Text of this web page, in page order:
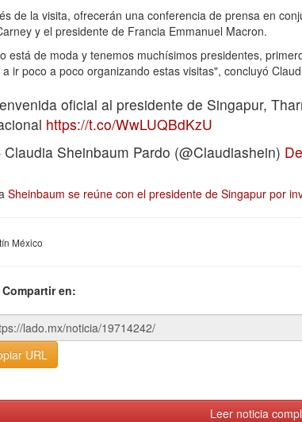
de la visita, ofrecerán una conferencia de prensa en
y el presidente de Francia Emmanuel Macron.
está de moda y tenemos muchísimos presidentes,
ir poco a poco organizando estas visitas", concluyó
oficial al presidente de Singapur,
https://t.co/WwLUQBdKzU
Sheinbaum Pardo (@Claudiashein)
Sheinbaum se reúne con el presidente de Singapur por
México
Compartir en:
URL
Leer noticia